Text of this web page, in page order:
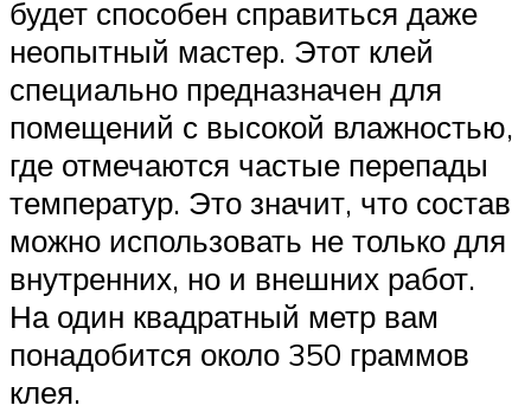
будет способен справиться даже
неопытный мастер. Этот клей
специально предназначен для
помещений с высокой влажностью,
где отмечаются частые перепады
температур. Это значит, что состав
можно использовать не только для
внутренних, но и внешних работ.
На один квадратный метр вам
понадобится около 350 граммов
клея.